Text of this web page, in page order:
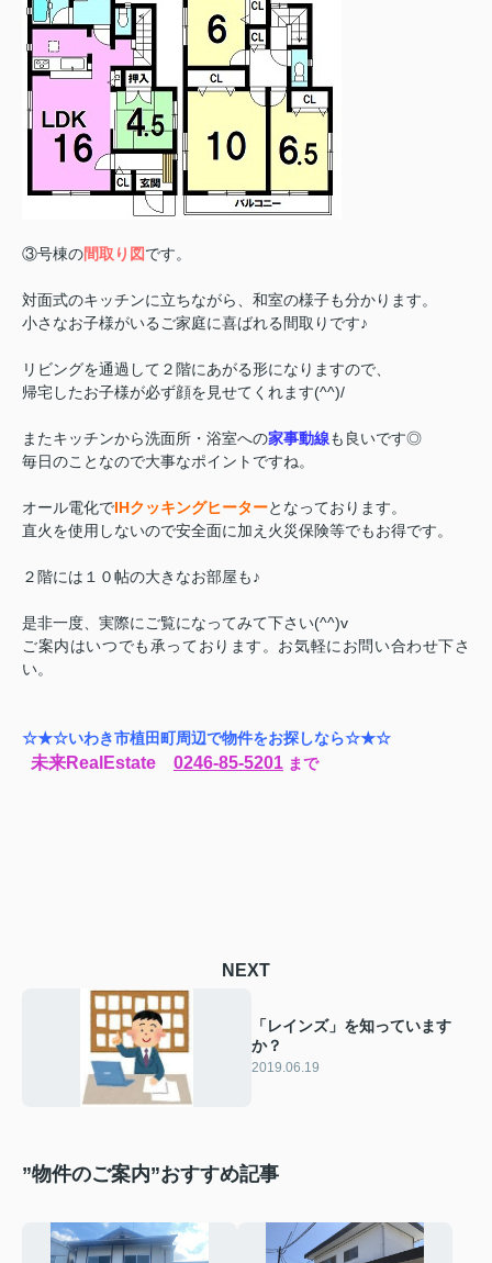
③号棟の間取り図です。
対面式のキッチンに立ちながら、和室の様子も分かります。
小さなお子様がいるご家庭に喜ばれる間取りです♪
リビングを通過して２階にあがる形になりますので、
帰宅したお子様が必ず顔を見せてくれます(^^)/
またキッチンから洗面所・浴室への家事動線も良いです◎
毎日のことなので大事なポイントですね。
オール電化でIHクッキングヒーターとなっております。
直火を使用しないので安全面に加え火災保険等でもお得です。
２階には１０帖の大きなお部屋も♪
是非一度、実際にご覧になってみて下さい(^^)v
ご案内はいつでも承っております。お気軽にお問い合わせ下さ
い。
☆★☆いわき市植田町周辺で物件をお探しなら☆★☆
未来RealEstate 0246-85-5201 まで
NEXT
「レインズ」を知っています
か？
2019.06.19
”物件のご案内”おすすめ記事